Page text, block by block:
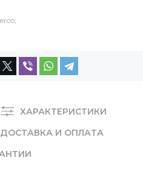
ХАРАКТЕРИСТИКИ
ДОСТАВКА И ОПЛАТА